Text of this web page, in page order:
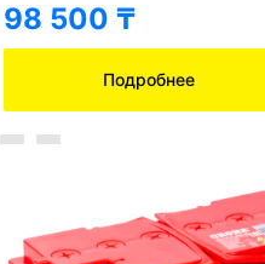
98 500 ₸
Подробнее